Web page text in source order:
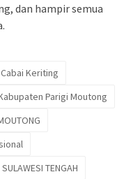
dan hampir semua
Cabai Keriting
Parigi Moutong
TENGAH